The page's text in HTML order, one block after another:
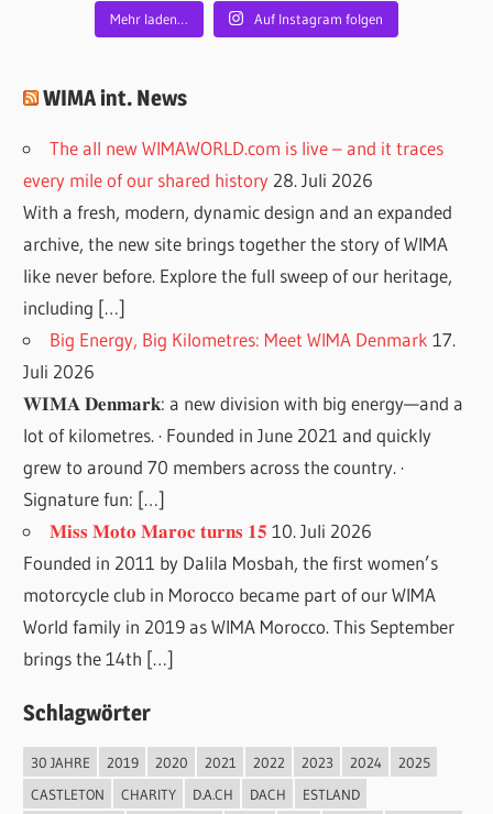
Mehr laden… Auf Instagram folgen
WIMA int. News
The all new WIMAWORLD.com is live – and it traces
every mile of our shared history 28. Juli 2026
With a fresh, modern, dynamic design and an expanded
archive, the new site brings together the story of WIMA
like never before. Explore the full sweep of our heritage,
including […]
Big Energy, Big Kilometres: Meet WIMA Denmark 17.
Juli 2026
𝐖𝐈𝐌𝐀 𝐃𝐞𝐧𝐦𝐚𝐫𝐤: a new division with big energy—and a
lot of kilometres. · Founded in June 2021 and quickly
grew to around 70 members across the country. ·
Signature fun: […]
𝐌𝐢𝐬𝐬 𝐌𝐨𝐭𝐨 𝐌𝐚𝐫𝐨𝐜 𝐭𝐮𝐫𝐧𝐬 𝟏𝟓 10. Juli 2026
Founded in 2011 by Dalila Mosbah, the first women’s
motorcycle club in Morocco became part of our WIMA
World family in 2019 as WIMA Morocco. This September
brings the 14th […]
Schlagwörter
30 JAHRE 2019 2020 2021 2022 2023 2024
2025
CASTLETON
CHARITY D.A.CH DACH ESTLAND